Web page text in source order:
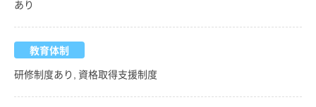
あり
教育体制
研修制度あり, 資格取得支援制度